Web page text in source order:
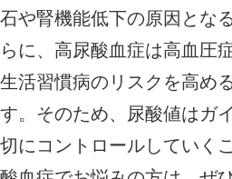
石や腎機能低下の原因とな
らに、高尿酸血症は高血圧
生活習慣病のリスクを高め
す。そのため、尿酸値はガ
切にコントロールしていく